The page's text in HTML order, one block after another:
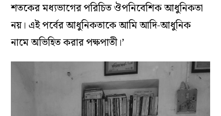
শতকের মধ্যভাগের পরিচিত ঔপনিবেশিক আধুনিকতা
নয়। এই পর্বের আধুনিকতাকে আমি আদি-আধুনিক
নামে অভিহিত করার পক্ষপাতী।’